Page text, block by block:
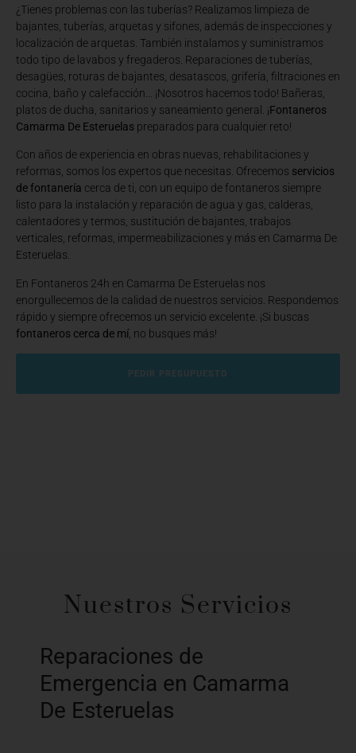
¿Tienes problemas con las tuberías? Realizamos limpieza de
bajantes, tuberías, arquetas y sifones, además de inspecciones y
localización de arquetas. También instalamos y suministramos
todo tipo de lavabos y fregaderos. Reparaciones de tuberías,
desagües, roturas de bajantes, desatascos, grifería, filtraciones en
cocina, baño y calefacción… ¡Nosotros hacemos todo! Bañeras,
platos de ducha, sanitarios y saneamiento general. ¡Fontaneros
Camarma De Esteruelas preparados para cualquier reto!
Con años de experiencia en obras nuevas, rehabilitaciones y
reformas, somos los expertos que necesitas. Ofrecemos servicios
de fontanería cerca de ti, con un equipo de fontaneros siempre
listo para la instalación y reparación de agua y gas, calderas,
calentadores y termos, sustitución de bajantes, trabajos
verticales, reformas, impermeabilizaciones y más en Camarma De
Esteruelas.
En Fontaneros 24h en Camarma De Esteruelas nos
enorgullecemos de la calidad de nuestros servicios. Respondemos
rápido y siempre ofrecemos un servicio excelente. ¡Si buscas
fontaneros cerca de mí , no busques más!
PEDIR PRESUPUESTO
Nuestros Servicios
Reparaciones de
Emergencia en Camarma
De Esteruelas